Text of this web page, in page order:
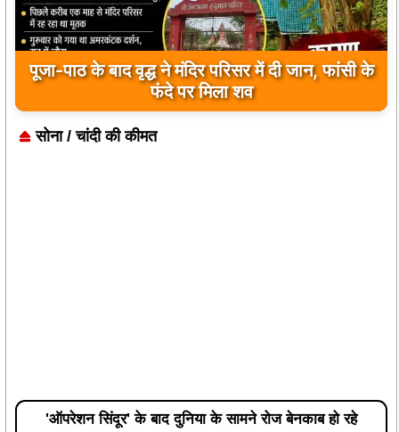
पूजा-पाठ के बाद वृद्ध ने मंदिर परिसर में दी जान, फांसी के
फंदे पर मिला शव
बड़ी खबर: — सोमवार को देंगे कलेक्टर को ज्ञापन :-
बिहारी सिंह टोडर
सोना / चांदी की कीमत
'ऑपरेशन सिंदूर' के बाद दुनिया के सामने रोज बेनकाब हो रहे